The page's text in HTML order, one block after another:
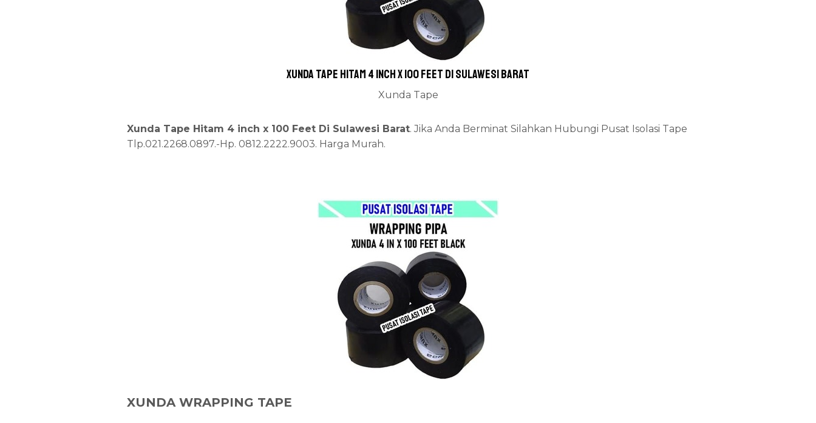
Xunda Tape Hitam 4 inch x 100 Feet Di Sulawesi Barat
Xunda Tape
Xunda Tape Hitam 4 inch x 100 Feet Di Sulawesi Barat. Jika Anda Berminat Silahkan Hubungi Pusat Isolasi Tape
Tlp.021.2268.0897.-Hp. 0812.2222.9003. Harga Murah.
XUNDA WRAPPING TAPE